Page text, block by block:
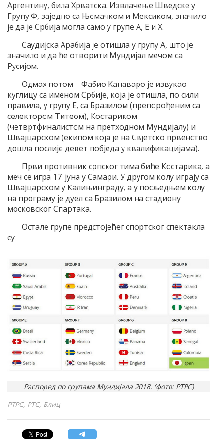
Аргентину, била Хрватска. Извлачење Шведске у
Групу Ф, заједно са Њемачком и Мексиком, значило
је да је Србија могла само у групе А, Е и Х.
Саудијска Арабија је отишла у групу А, што је
значило и да ће отворити Мундијал мечом са
Русијом.
Одмах потом – Фабио Канаваро је извукао
куглицу са именом Србије, која је отишла, по сили
правила, у групу Е, са Бразилом (препорођеним са
селектором Титеом), Костариком
(четвртфиналистом на претходном Мундијалу) и
Швајцарском (екипом која је на Свјетско првенство
дошла послије девет побједа у квалификацијама).
Први противник српског тима биће Костарика, а
меч се игра 17. јуна у Самари. У другом колу играју са
Швајцарском у Калињинграду, а у посљедњем колу
на програму је дуел са Бразилом на стадиону
московског Спартака.
Остале групе предстојећег спортског спектакла
су:
Распоред по групама Мундијала 2018. (фото: РТРС)
РТРС, РТС, Блиц